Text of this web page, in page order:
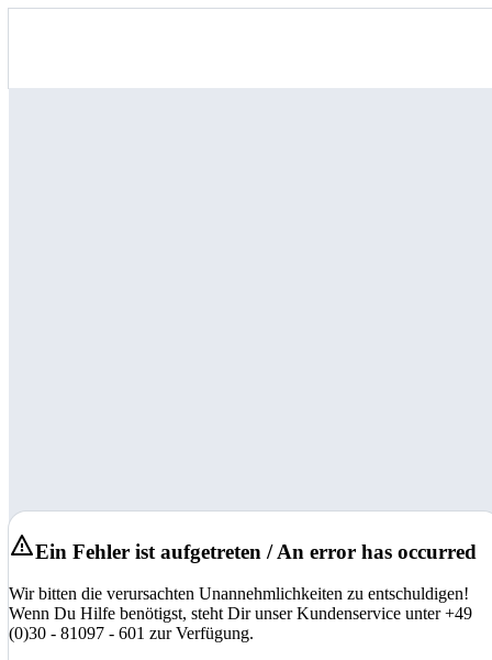
Ein Fehler ist aufgetreten / An error has occurred
Wir bitten die verursachten Unannehmlichkeiten zu entschuldigen!
Wenn Du Hilfe benötigst, steht Dir unser Kundenservice unter +49
(0)30 - 81097 - 601 zur Verfügung.